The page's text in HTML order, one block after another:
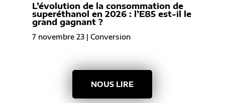
L’évolution de la consommation de
superéthanol en 2026 : l’E85 est-il le
grand gagnant ?
7 novembre 23| Conversion
NOUS LIRE